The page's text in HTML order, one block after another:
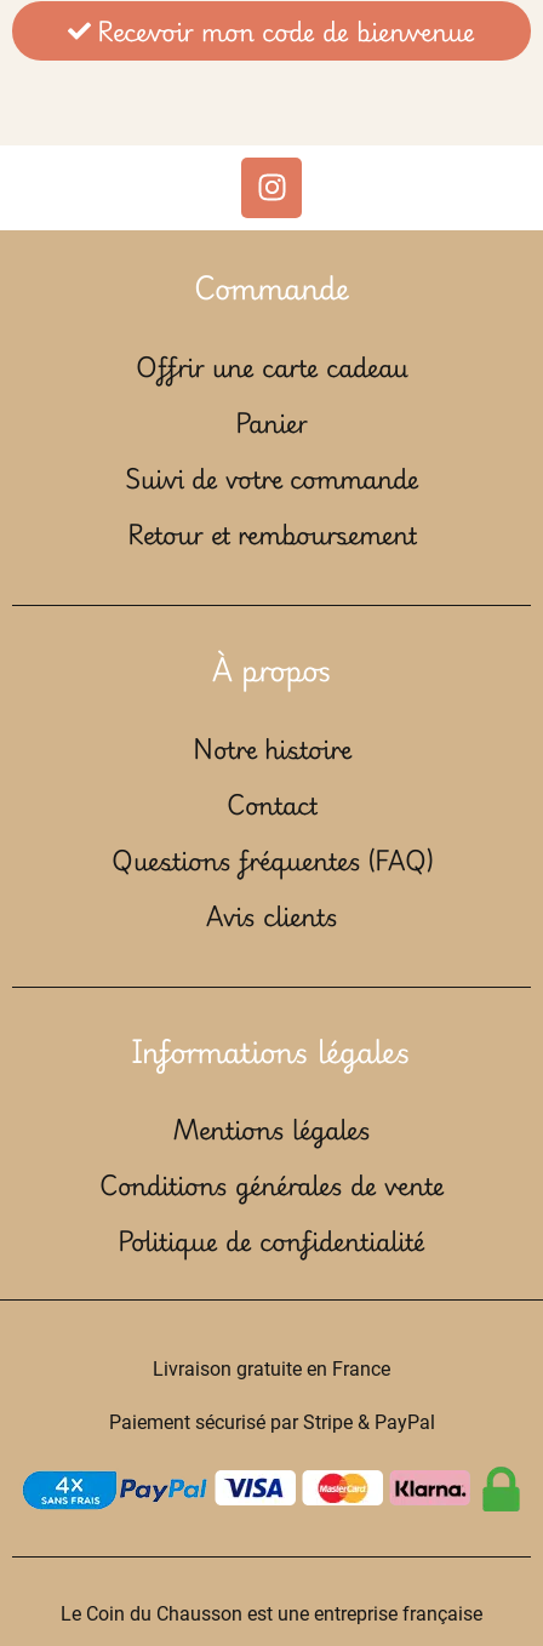
Recevoir mon code de bienvenue
Commande
Offrir une carte cadeau
Panier
Suivi de votre commande
Retour et remboursement
À propos
Notre histoire
Contact
Questions fréquentes (FAQ)
Avis clients
Informations légales
Mentions légales
Conditions générales de vente
Politique de confidentialité
Livraison gratuite en France
Paiement sécurisé par Stripe & PayPal
Le Coin du Chausson est une entreprise française